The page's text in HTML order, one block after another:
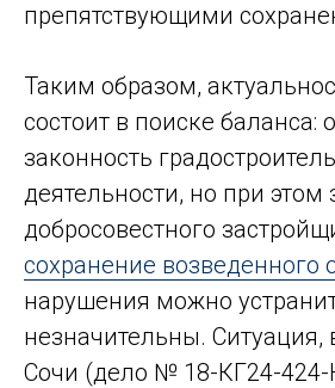
препятствующими
Таким образом,
состоит в поиске баланса:
законность
деятельности, но при этом
добросовестного
сохранение возведенного
нарушения можно
незначительны. Ситуация,
Сочи (дело № 18-КГ24-424-